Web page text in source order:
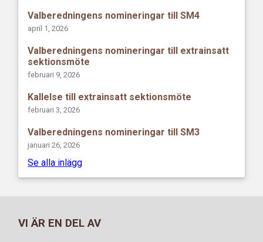
Valberedningens nomineringar till SM4
april 1, 2026
Valberedningens nomineringar till extrainsatt
sektionsmöte
februari 9, 2026
Kallelse till extrainsatt sektionsmöte
februari 3, 2026
Valberedningens nomineringar till SM3
januari 26, 2026
Se alla inlägg
VI ÄR EN DEL AV